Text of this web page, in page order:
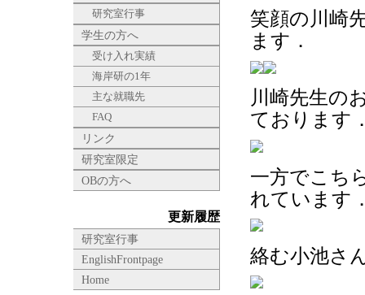
笑顔の川崎
ます．
川崎先生の
ております
一方でこち
れています
絡む小池さ
研究室行事
学生の方へ
受け入れ実績
海岸研の1年
主な就職先
FAQ
リンク
研究室限定
OBの方へ
更新履歴
研究室行事
EnglishFrontpage
Home